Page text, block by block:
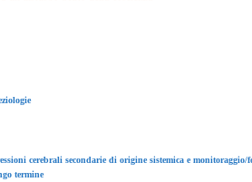
cerebrali secondarie di origine sistemica e monitoraggio/
termine